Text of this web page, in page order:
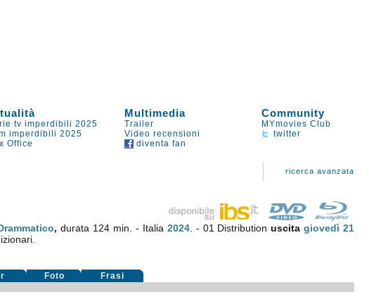
Multimedia Community
tv imperdibili 2025 Trailer
MYmovies Club
imperdibili 2025 Video recensioni
twitter
Office diventa fan
ricerca avanzata
,durata 124 min. - Italia 2024. - 01 Distributionuscitagiovedì 21
Foto Frasi